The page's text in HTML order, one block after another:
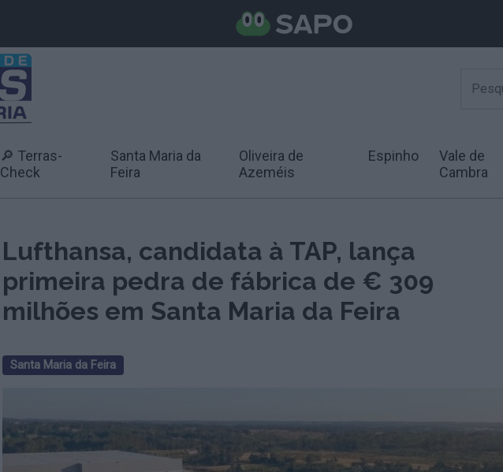
🔎 Terras-
Check
Santa Maria da
Feira
Oliveira de
Azeméis
Espinho
Vale de
Cambra
Lufthansa, candidata à TAP, lança
primeira pedra de fábrica de € 309
milhões em Santa Maria da Feira
Santa Maria da Feira